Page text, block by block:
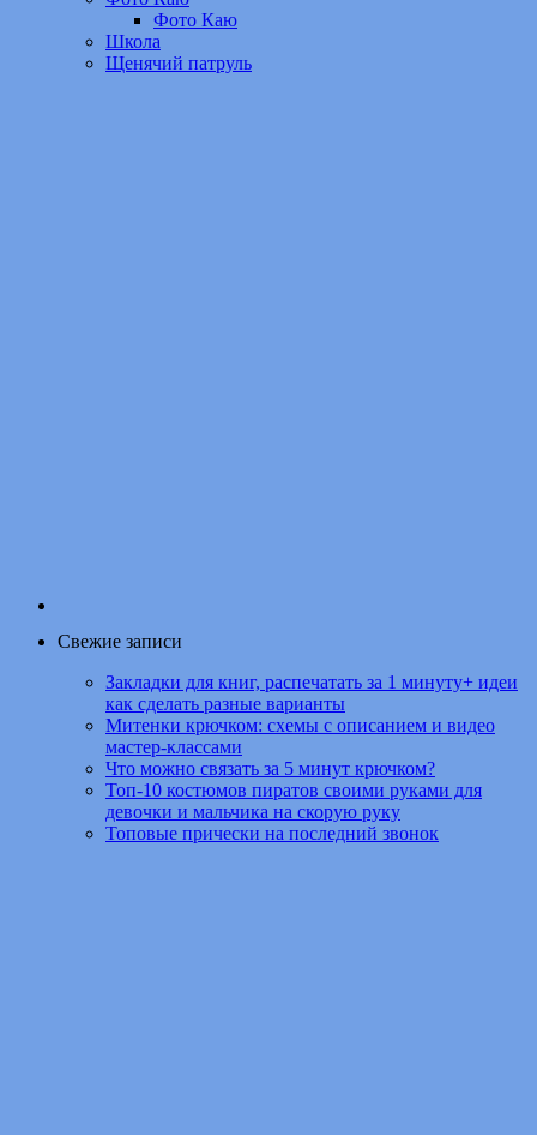
Фото Каю
Школа
Щенячий патруль
Свежие записи
Закладки для книг, распечатать за 1 минуту+ идеи
как сделать разные варианты
Митенки крючком: схемы с описанием и видео
мастер-классами
Что можно связать за 5 минут крючком?
Топ-10 костюмов пиратов своими руками для
девочки и мальчика на скорую руку
Топовые прически на последний звонок